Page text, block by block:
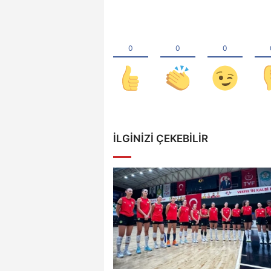
İLGINIZI ÇEKEBILIR